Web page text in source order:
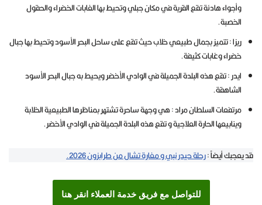
وأجواء هادئة تقع القرية في مكان جبلي وتحيط بها الغابات الخضراء والحقول
الخصبة.
ريزا : تتميز بجمال طبيعي خلاب حيث تقع على ساحل البحر الأسود وتحيط بها جبال
خضراء وغابات كثيفة.
ايدر : تقع هذه البلدة الجميلة في الوادي الأخضر ويحيط به جبال البحر الأسود
الشاهقة.
مرتفعات السلطان مراد : هي وجهة ساحرة تشتهر بمناظرها الطبيعية الخلابة
وينابيعها الحارة العلاجية و تقع هذه البلدة الجميلة في الوادي الأخضر.
قد يعجبك أيضاً :رحلة حيدر نبي و مغارة تشال من طرابزون 2026.
للتواصل مع فريق خدمة العملاء انقر هنا